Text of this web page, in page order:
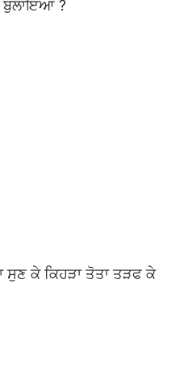
ਬੁਲਾਇਆ ?
ਸੁਣ ਕੇ ਕਿਹੜਾ ਤੋਤਾ ਤੜਫ ਕੇ